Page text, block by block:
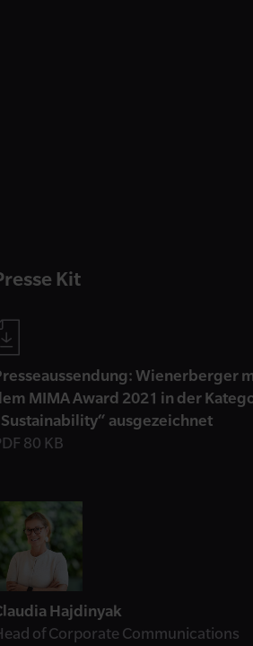
Kit
Wienerberger
MIMA Award 2021 in der
ausgezeichnet
80 KB
Kontakt
Hajdinyak
of Corporate Communications